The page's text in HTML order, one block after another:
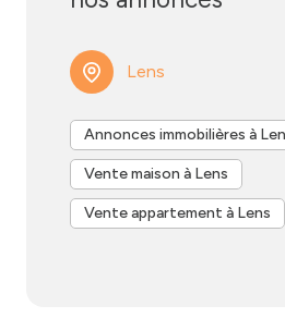
Lens
Annonces immobilières à
Vente maison à Lens
Vente appartement à Lens
Lens e t nous serons ravis de